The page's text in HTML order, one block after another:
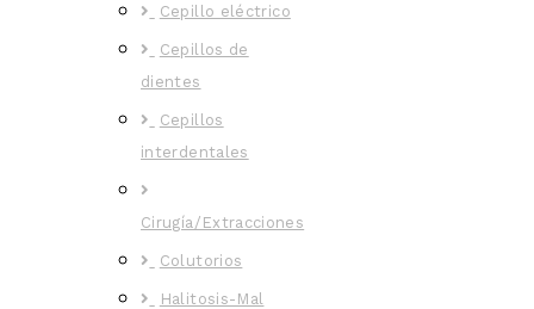
Cepillo eléctrico
Cepillos de
dientes
Cepillos
interdentales
Cirugía/Extracciones
Colutorios
Halitosis-Mal